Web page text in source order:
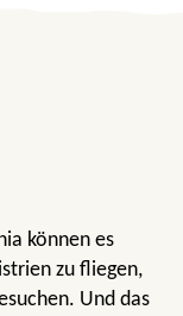
können es
zu fliegen,
Und das